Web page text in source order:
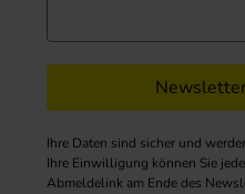
Ihre Daten sind sicher und
Ihre Einwilligung können Sie
Abmeldelink am Ende des